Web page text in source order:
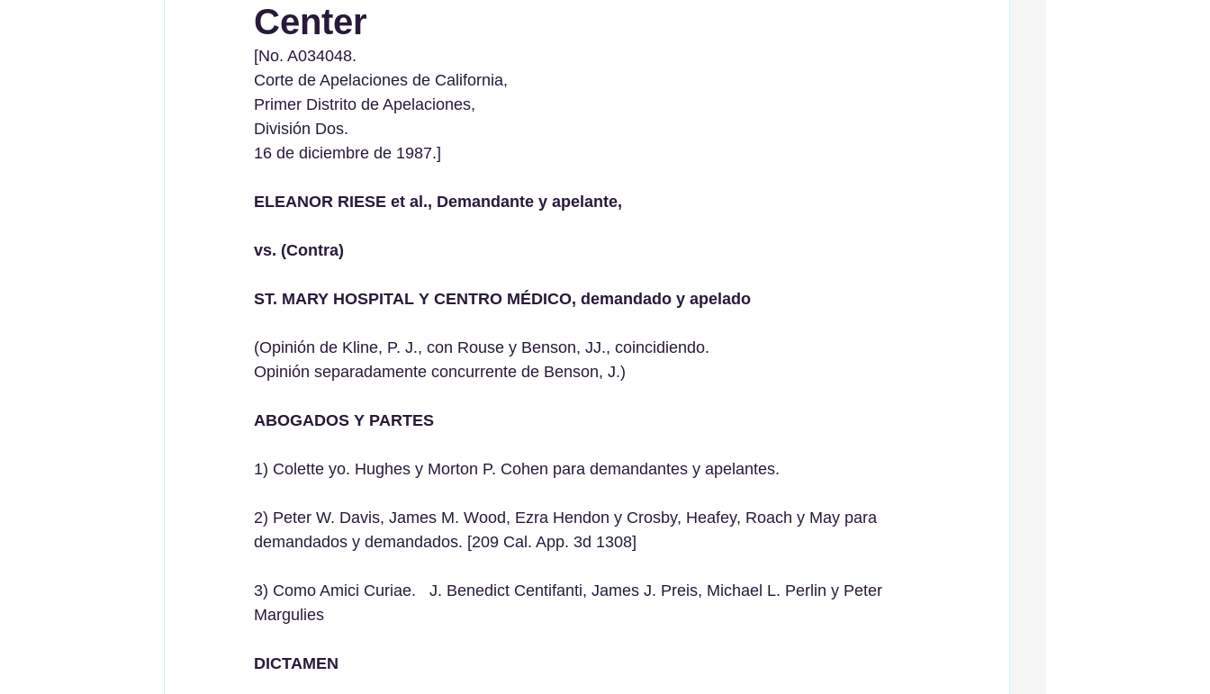
Center
[No. A034048.
Corte de Apelaciones de California,
Primer Distrito de Apelaciones,
División Dos.
16 de diciembre de 1987.]
ELEANOR RIESE et al., Demandante y apelante,
vs. (Contra)
ST. MARY HOSPITAL Y CENTRO MÉDICO, demandado y apelado
(Opinión de Kline, P. J., con Rouse y Benson, JJ., coincidiendo.
Opinión separadamente concurrente de Benson, J.)
ABOGADOS Y PARTES
1) Colette yo. Hughes y Morton P. Cohen para demandantes y apelantes.
2) Peter W. Davis, James M. Wood, Ezra Hendon y Crosby, Heafey, Roach y May para
demandados y demandados. [209 Cal. App. 3d 1308]
3) Como Amici Curiae.   J. Benedict Centifanti, James J. Preis, Michael L. Perlin y Peter
Margulies
DICTAMEN